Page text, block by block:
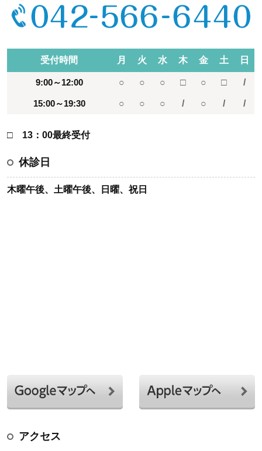
受付時間 月 火 水 木 金 土 日
9:00～12:00 ○ ○ ○ □ ○ □ /
15:00～19:30 ○ ○ ○ / ○ / /
□ 13：00最終受付
休診日
木曜午後、土曜午後、日曜、祝日
アクセス